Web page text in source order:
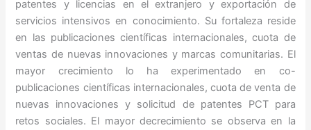
patentes y licencias en el extranjero y exportación de
servicios intensivos en conocimiento. Su fortaleza reside
en las publicaciones científicas internacionales, cuota de
ventas de nuevas innovaciones y marcas comunitarias. El
mayor crecimiento lo ha experimentado en co-
publicaciones científicas internacionales, cuota de venta de
nuevas innovaciones y solicitud de patentes PCT para
retos sociales. El mayor decrecimiento se observa en la